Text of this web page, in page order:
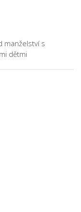
manželství s
dětmi